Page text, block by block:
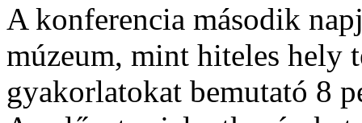
A konferencia második
múzeum, mint hiteles hely
gyakorlatokat bemutató 8